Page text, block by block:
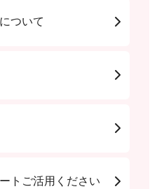
ついて
トご活用ください